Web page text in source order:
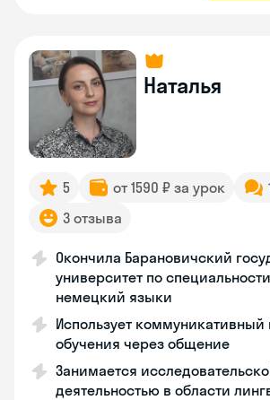
Наталья
5 от 1590 ₽ за урок
3 отзыва
Окончила Барановичский
университет по
немецкий языки
Использует коммуникативный
обучения через общение
Занимается
деятельностью в области